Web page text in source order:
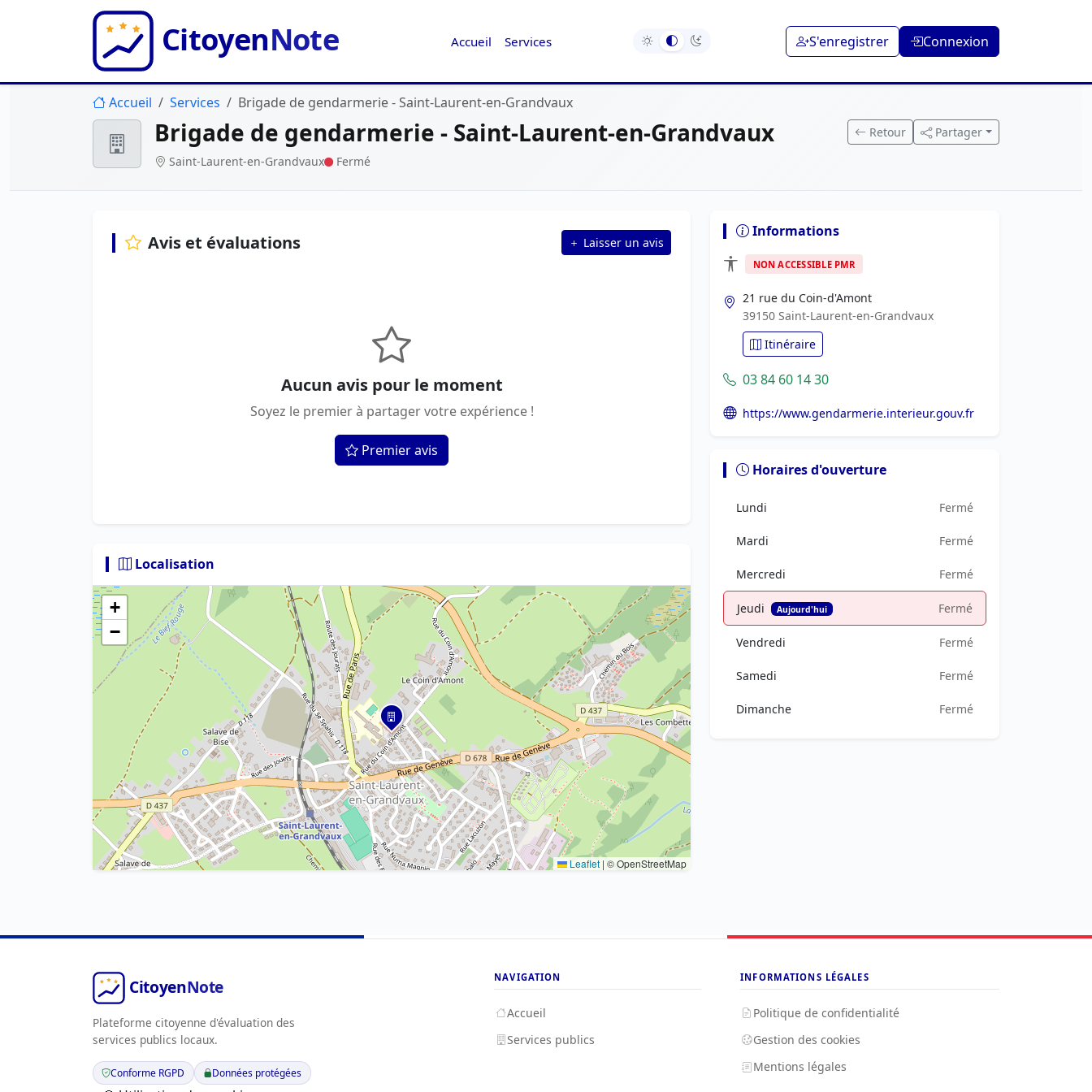
Accueil Services S'enregistrer Connexion
Accueil Services Brigade de gendarmerie - Saint-Laurent-en-Grandvaux
Brigade de gendarmerie - Saint-Laurent-en-Grandvaux
Saint-Laurent-en-Grandvaux Fermé
Retour Partager
Avis et évaluations Laisser un avis
Aucun avis pour le moment
Soyez le premier à partager votre expérience !
Premier avis
Localisation
+
−
Leaflet | © OpenStreetMap
Informations
NON ACCESSIBLE PMR
21 rue du Coin-d'Amont
39150 Saint-Laurent-en-Grandvaux
Itinéraire
03 84 60 14 30
https://www.gendarmerie.interieur.gouv.fr
Horaires d'ouverture
Lundi Fermé
Mardi Fermé
Mercredi Fermé
Jeudi Aujourd'hui Fermé
Vendredi Fermé
Samedi Fermé
Dimanche Fermé
Plateforme citoyenne d'évaluation des
services publics locaux.
Conforme RGPD Données protégées
NAVIGATION
Accueil
Services publics
INFORMATIONS LÉGALES
Politique de confidentialité
Gestion des cookies
Mentions légales